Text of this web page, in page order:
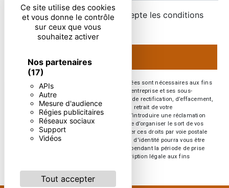
Ce site utilise des cookies
et vous donne le contrôle
sur ceux que vous
souhaitez activer
Nos partenaires
(17)
APIs
Autre
Mesure d'audience
Régies publicitaires
Réseaux sociaux
Support
Vidéos
Tout accepter
En cochant cette case, j'accepte les conditions
particulières ci-dessous **
** Les données personnelles communiquées sont nécessaires aux fins
de vous contacter. Elles sont destinées à l'entreprise et ses sous-
traitants. Vous disposez de droits d’accès, de rectification, d’effacement,
de portabilité, de limitation, d’opposition, de retrait de votre
consentement à tout moment et du droit d’introduire une réclamation
auprès d’une autorité de contrôle, ainsi que d’organiser le sort de vos
données post-mortem. Vous pouvez exercer ces droits par voie postale
ou par courrier électronique. Un justificatif d'identité pourra vous être
demandé. Nous conservons vos données pendant la période de prise
de contact puis pendant la durée de prescription légale aux fins